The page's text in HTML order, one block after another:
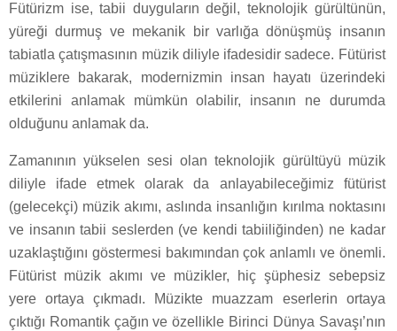
Fütürizm ise, tabii duyguların değil, teknolojik gürültünün,
yüreği durmuş ve mekanik bir varlığa dönüşmüş insanın
tabiatla çatışmasının müzik diliyle ifadesidir sadece. Fütürist
müziklere bakarak, modernizmin insan hayatı üzerindeki
etkilerini anlamak mümkün olabilir, insanın ne durumda
olduğunu anlamak da.
Zamanının yükselen sesi olan teknolojik gürültüyü müzik
diliyle ifade etmek olarak da anlayabileceğimiz fütürist
(gelecekçi) müzik akımı, aslında insanlığın kırılma noktasını
ve insanın tabii seslerden (ve kendi tabiiliğinden) ne kadar
uzaklaştığını göstermesi bakımından çok anlamlı ve önemli.
Fütürist müzik akımı ve müzikler, hiç şüphesiz sebepsiz
yere ortaya çıkmadı. Müzikte muazzam eserlerin ortaya
çıktığı Romantik çağın ve özellikle Birinci Dünya Savaşı’nın